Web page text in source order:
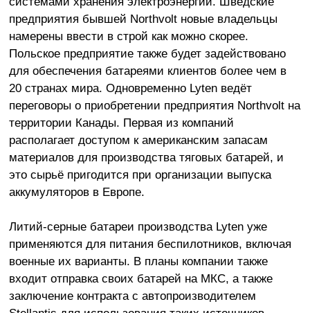
предприятия бывшей Northvolt новые владельцы
намерены ввести в строй как можно скорее.
Польское предприятие также будет задействовано
для обеспечения батареями клиентов более чем в
20 странах мира. Одновременно Lyten ведёт
переговоры о приобретении предприятия Northvolt на
территории Канады. Первая из компаний
располагает доступом к американским запасам
материалов для производства тяговых батарей, и
это сырьё пригодится при организации выпуска
аккумуляторов в Европе.
Литий-серные батареи производства Lyten уже
применяются для питания беспилотников, включая
военные их варианты. В планы компании также
входит отправка своих батарей на МКС, а также
заключение контракта с автопроизводителем